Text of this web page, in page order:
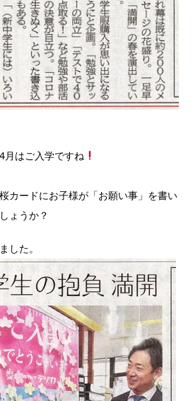
月はご入学ですね
カードにお子様が「お願い事」を書い
ょうか？
した。